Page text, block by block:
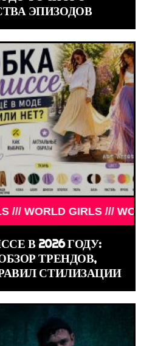
ЭПИЗОДОВ
GIRLS /// WORLD
В 2026 ГОДУ:
ТРЕНДОВ,
СТИЛИЗАЦИИ